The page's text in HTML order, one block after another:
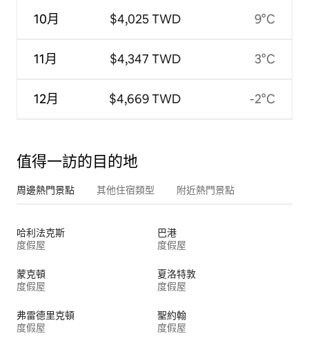
10月
11月
12月
$4,025 TWD
$4,347 TWD
$4,669 TWD
9°C
3°C
-2°C
值得一訪的目的地
周邊熱門景點 其他住宿類型 附近熱門景點
哈利法克斯
度假屋
巴港
度假屋
蒙克頓
度假屋
夏洛特敦
度假屋
弗雷德里克頓
度假屋
聖約翰
度假屋